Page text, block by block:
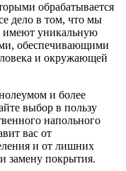
обрабатывается
дело в том, что мы
имеют уникальную
обеспечивающими
и окружающей
и более
выбор в пользу
напольного
вас от
и от лишних
замену покрытия.